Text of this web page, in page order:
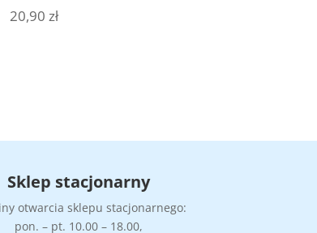
20,90 zł
Sklep stacjonarny
otwarcia sklepu stacjonarnego:
pon. – pt. 10.00 – 18.00,